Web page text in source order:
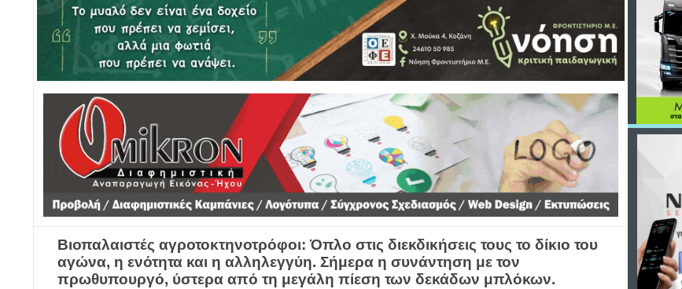
Βιοπαλαιστές αγροτοκτηνοτρόφοι: Όπλο στις διεκδικήσεις τους το δίκιο του
αγώνα, η ενότητα και η αλληλεγγύη. Σήμερα η συνάντηση με τον
πρωθυπουργό, ύστερα από τη μεγάλη πίεση των δεκάδων μπλόκων.